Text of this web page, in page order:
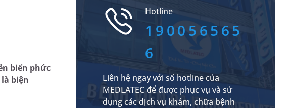
biến phức
biện
Hotline
190056565
6
Liên hệ ngay với số hotline của
MEDLATEC để được phục vụ và sử
dụng các dịch vụ khám, chữa bệnh